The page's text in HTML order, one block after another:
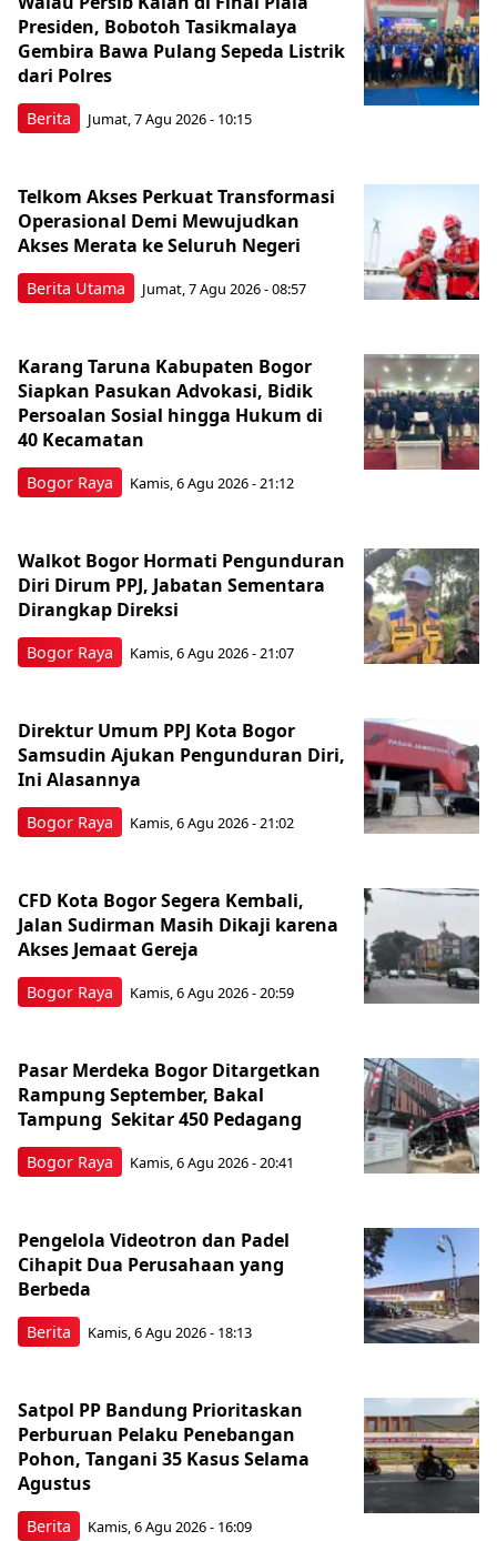
Berita
Presiden, Bobotoh Tasikmalaya
Gembira Bawa Pulang Sepeda Listrik
dari Polres
Jumat, 7 Agu 2026 - 10:15
Berita Utama
Telkom Akses Perkuat Transformasi
Operasional Demi Mewujudkan
Akses Merata ke Seluruh Negeri
Jumat, 7 Agu 2026 - 08:57
Bogor Raya
Karang Taruna Kabupaten Bogor
Siapkan Pasukan Advokasi, Bidik
Persoalan Sosial hingga Hukum di
40 Kecamatan
Kamis, 6 Agu 2026 - 21:12
Bogor Raya
Walkot Bogor Hormati Pengunduran
Diri Dirum PPJ, Jabatan Sementara
Dirangkap Direksi
Kamis, 6 Agu 2026 - 21:07
Bogor Raya
Direktur Umum PPJ Kota Bogor
Samsudin Ajukan Pengunduran Diri,
Ini Alasannya
Kamis, 6 Agu 2026 - 21:02
Bogor Raya
CFD Kota Bogor Segera Kembali,
Jalan Sudirman Masih Dikaji karena
Akses Jemaat Gereja
Kamis, 6 Agu 2026 - 20:59
Bogor Raya
Pasar Merdeka Bogor Ditargetkan
Rampung September, Bakal
Tampung Sekitar 450 Pedagang
Kamis, 6 Agu 2026 - 20:41
Berita
Pengelola Videotron dan Padel
Cihapit Dua Perusahaan yang
Berbeda
Kamis, 6 Agu 2026 - 18:13
Berita
Satpol PP Bandung Prioritaskan
Perburuan Pelaku Penebangan
Pohon, Tangani 35 Kasus Selama
Agustus
Kamis, 6 Agu 2026 - 16:09